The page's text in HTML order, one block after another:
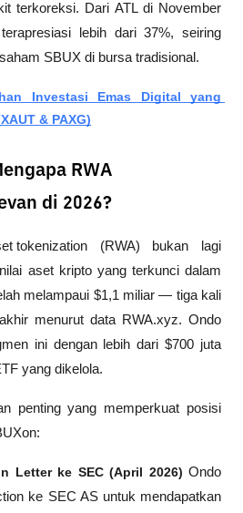
terkoreksi. Dari ATL di November
lebih dari 37%, seiring
SBUX di bursa tradisional.
Investasi Emas Digital yang
& PAXG)
RWA
di 2026?
tokenization (RWA) bukan lagi
aset kripto yang terkunci dalam
melampaui $1,1 miliar — tiga kali
menurut data RWA.xyz. Ondo
ini dengan lebih dari $700 juta
yang dikelola.
penting yang memperkuat posisi
Letter ke SEC (April 2026) Ondo
ke SEC AS untuk mendapatkan